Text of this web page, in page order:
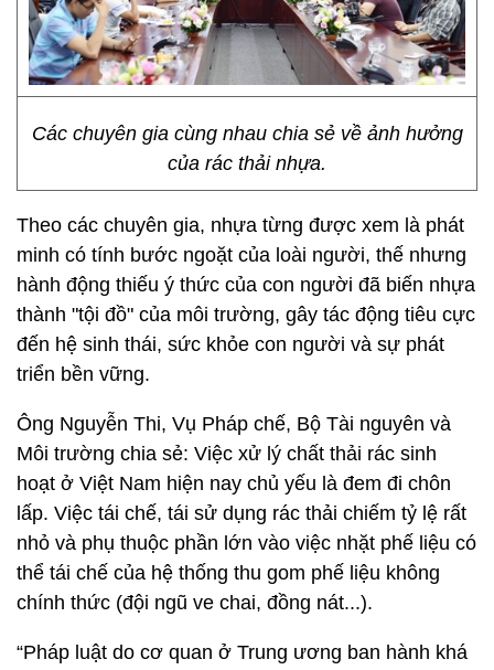
Các chuyên gia cùng nhau chia sẻ về ảnh hưởng
của rác thải nhựa.
Theo các chuyên gia, nhựa từng được xem là phát
minh có tính bước ngoặt của loài người, thế nhưng
hành động thiếu ý thức của con người đã biến nhựa
thành "tội đồ" của môi trường, gây tác động tiêu cực
đến hệ sinh thái, sức khỏe con người và sự phát
triển bền vững.
Ông Nguyễn Thi, Vụ Pháp chế, Bộ Tài nguyên và
Môi trường chia sẻ: Việc xử lý chất thải rác sinh
hoạt ở Việt Nam hiện nay chủ yếu là đem đi chôn
lấp. Việc tái chế, tái sử dụng rác thải chiếm tỷ lệ rất
nhỏ và phụ thuộc phần lớn vào việc nhặt phế liệu có
thể tái chế của hệ thống thu gom phế liệu không
chính thức (đội ngũ ve chai, đồng nát...).
“Pháp luật do cơ quan ở Trung ương ban hành khá